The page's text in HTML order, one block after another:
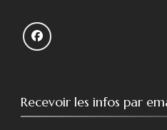
Recevoir les infos par